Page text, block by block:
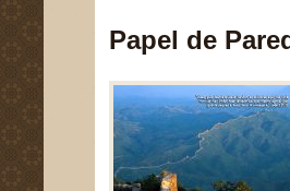
Papel de